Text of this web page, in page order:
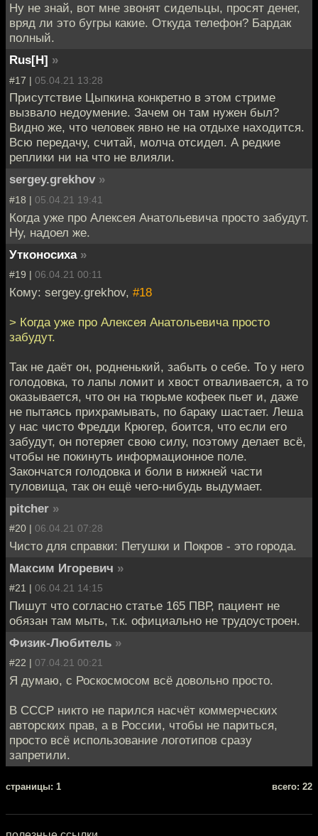
Ну не знай, вот мне звонят сидельцы, просят денег,
вряд ли это бугры какие. Откуда телефон? Бардак
полный.
Rus[H] »
#17 | 05.04.21 13:28
Присутствие Цыпкина конкретно в этом стриме
вызвало недоумение. Зачем он там нужен был?
Видно же, что человек явно не на отдыхе находится.
Всю передачу, считай, молча отсидел. А редкие
реплики ни на что не влияли.
sergey.grekhov »
#18 | 05.04.21 19:41
Когда уже про Алексея Анатольевича просто забудут.
Ну, надоел же.
Утконосиха »
#19 | 06.04.21 00:11
Кому: sergey.grekhov, #18
> Когда уже про Алексея Анатольевича просто
забудут.
Так не даёт он, родненький, забыть о себе. То у него
голодовка, то лапы ломит и хвост отваливается, а то
оказывается, что он на тюрьме кофеек пьет и, даже
не пытаясь прихрамывать, по бараку шастает. Леша
у нас чисто Фредди Крюгер, боится, что если его
забудут, он потеряет свою силу, поэтому делает всё,
чтобы не покинуть информационное поле.
Закончатся голодовка и боли в нижней части
туловища, так он ещё чего-нибудь выдумает.
pitcher »
#20 | 06.04.21 07:28
Чисто для справки: Петушки и Покров - это города.
Максим Игоревич »
#21 | 06.04.21 14:15
Пишут что согласно статье 165 ПВР, пациент не
обязан там мыть, т.к. официально не трудоустроен.
Физик-Любитель »
#22 | 07.04.21 00:21
Я думаю, с Роскосмосом всё довольно просто.
В СССР никто не парился насчёт коммерческих
авторских прав, а в России, чтобы не париться,
просто всё использование логотипов сразу
запретили.
cтраницы: 1 всего: 22